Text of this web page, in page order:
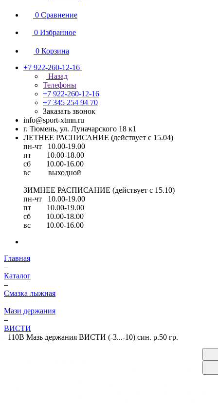
0 Сравнение
0 Избранное
0 Корзина
+7 922-260-12-16
Назад
Телефоны
+7 922-260-12-16
+7 345 254 94 70
Заказать звонок
info@sport-xtmn.ru
г. Тюмень, ул. Луначарского 18 к1
ЛЕТНЕЕ РАСПИСАНИЕ (действует с 15.04)
пн-чт 10.00-19.00
пт 10.00-18.00
сб 10.00-16.00
вс выходной
ЗИМНЕЕ РАСПИСАНИЕ (действует с 15.10)
пн-чт 10.00-19.00
пт 10.00-19.00
сб 10.00-18.00
вс 10.00-16.00
Главная
–
Каталог
–
Смазка лыжная
–
Мази держания
–
ВИСТИ
–110В Мазь держания ВИСТИ (-3...-10) син. р.50 гр.